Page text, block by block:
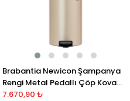
Brabantia Newicon Şampanya
Rengi Metal Pedallı Çöp Kovası
20 Lt
7.670,90 ₺